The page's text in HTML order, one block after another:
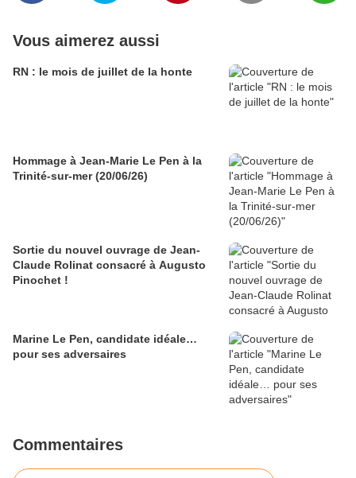
Vous aimerez aussi
RN : le mois de juillet de la honte
Hommage à Jean-Marie Le Pen à la
Trinité-sur-mer (20/06/26)
Sortie du nouvel ouvrage de Jean-
Claude Rolinat consacré à Augusto
Pinochet !
Marine Le Pen, candidate idéale…
pour ses adversaires
Commentaires